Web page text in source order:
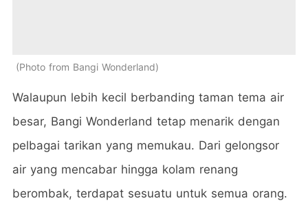
Photo from Bangi Wonderland
Walaupun lebih kecil berbanding taman tema air
besar, Bangi Wonderland tetap menarik dengan
pelbagai tarikan yang memukau. Dari gelongsor
air yang mencabar hingga kolam renang
berombak, terdapat sesuatu untuk semua orang.